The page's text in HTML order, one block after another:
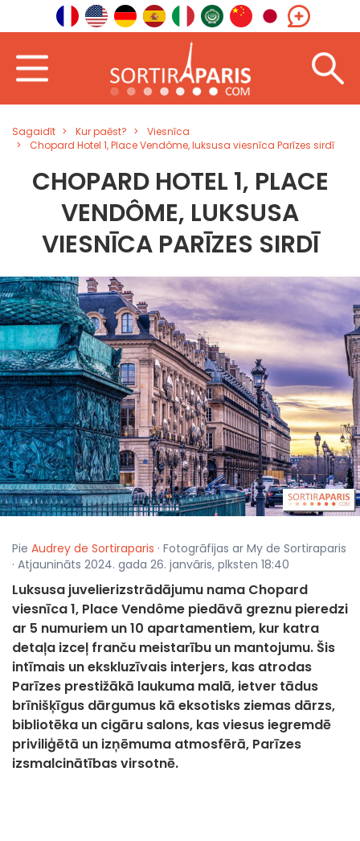
Sagaidīt Kur paēst?
Viesnīca
Chopard Hotel 1, Place Vendôme, luksusa viesnīca Parīzes sirdī
CHOPARD HOTEL 1, PLACE
VENDÔME, LUKSUSA
VIESNĪCA PARĪZES SIRDĪ
Pie Audrey de Sortiraparis · Fotogrāfijas ar My de Sortiraparis
· Atjaunināts 2024. gada 26. janvāris, plksten 18:40
Luksusa juvelierizstrādājumu nama Chopard
viesnīca 1, Place Vendôme piedāvā greznu pieredzi
ar 5 numuriem un 10 apartamentiem, kur katra
detaļa izceļ franču meistarību un mantojumu. Šis
intīmais un ekskluzīvais interjers, kas atrodas
Parīzes prestižākā laukuma malā, ietver tādus
brīnišķīgus dārgumus kā eksotisks ziemas dārzs,
bibliotēka un cigāru salons, kas viesus iegremdē
priviliģētā un izņēmuma atmosfērā, Parīzes
izsmalcinātības virsotnē.